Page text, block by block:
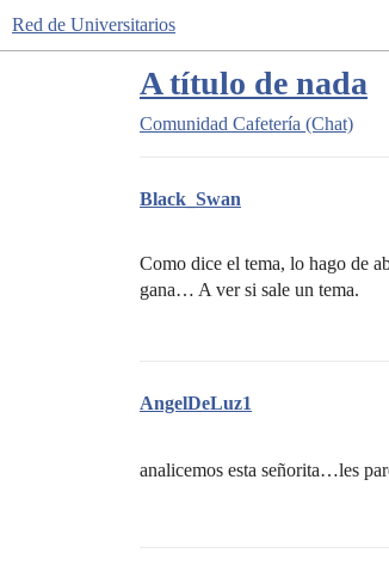
Red de Universitarios
A título de nada
Comunidad Cafetería (Chat)
Black_Swan
Como dice el tema, lo hago de
gana… A ver si sale un tema.
AngelDeLuz1
analicemos esta señorita…les